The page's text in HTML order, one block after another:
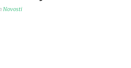
Novosti